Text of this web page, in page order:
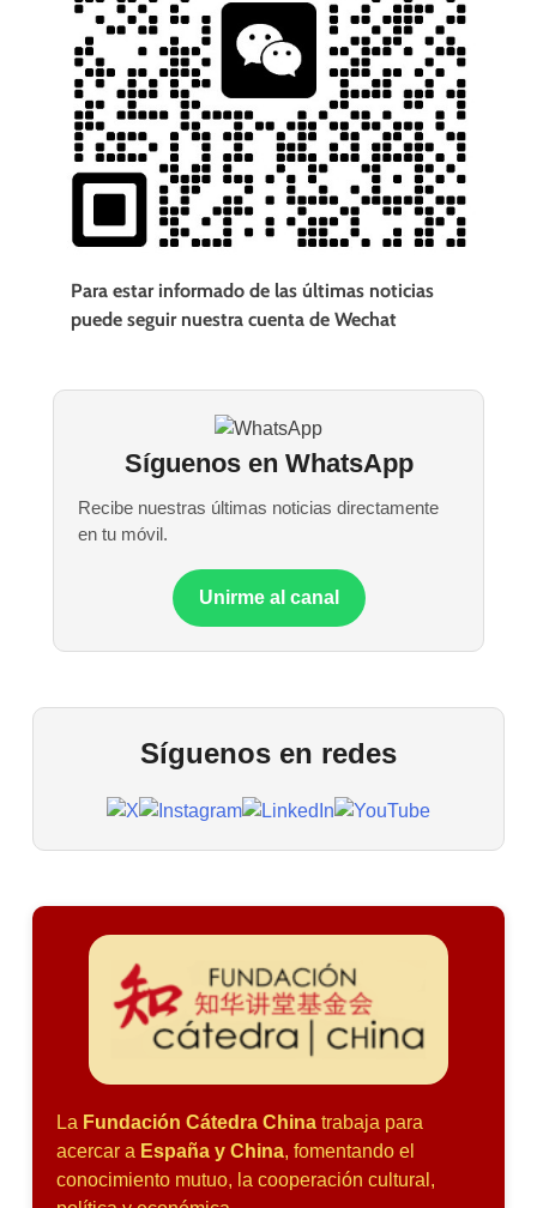
Para estar informado de las últimas noticias
puede seguir nuestra cuenta de Wechat
Síguenos en WhatsApp
Recibe nuestras últimas noticias directamente
en tu móvil.
Unirme al canal
Síguenos en redes
La Fundación Cátedra China trabaja para
acercar a España y China, fomentando el
conocimiento mutuo, la cooperación cultural,